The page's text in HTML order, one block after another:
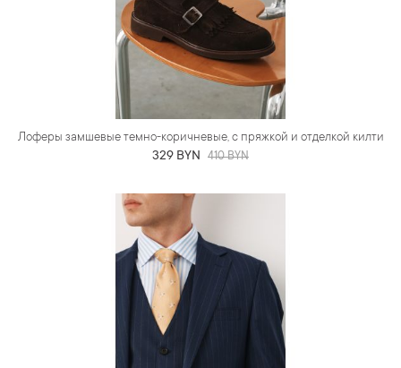
Лоферы замшевые темно-коричневые, с пряжкой и отделкой килти
329 BYN 410 BYN